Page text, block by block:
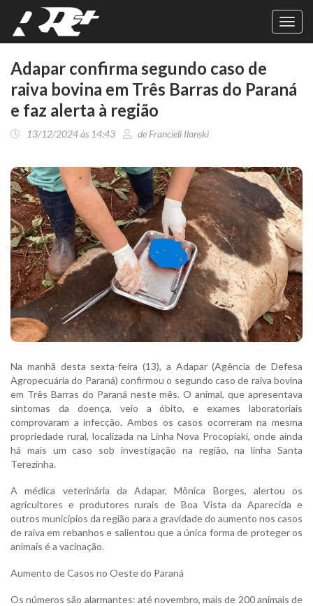
Adapar confirma segundo caso de
raiva bovina em Três Barras do Paraná
e faz alerta à região
13/12/2024 às 14:43 de Francieli Ilanski
Na manhã desta sexta-feira (13), a Adapar (Agência de Defesa
Agropecuária do Paraná) confirmou o segundo caso de raiva bovina
em Três Barras do Paraná neste mês. O animal, que apresentava
sintomas da doença, veio a óbito, e exames laboratoriais
comprovaram a infecção. Ambos os casos ocorreram na mesma
propriedade rural, localizada na Linha Nova Procopiaki, onde ainda
há mais um caso sob investigação na região, na linha Santa
Terezinha.
A médica veterinária da Adapar, Mônica Borges, alertou os
agricultores e produtores rurais de Boa Vista da Aparecida e
outros municípios da região para a gravidade do aumento nos casos
de raiva em rebanhos e salientou que a única forma de proteger os
animais é a vacinação.
Aumento de Casos no Oeste do Paraná
Os números são alarmantes: até novembro, mais de 200 animais de